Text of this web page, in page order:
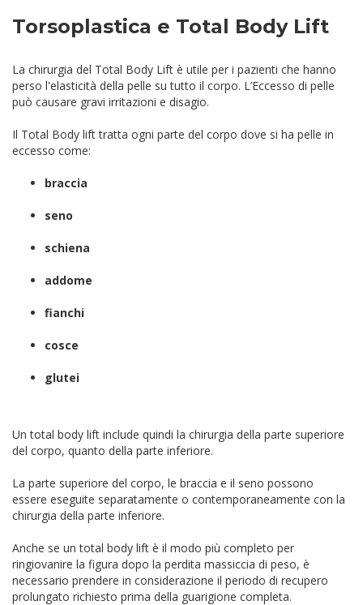
Torsoplastica e Total Body Lift
La chirurgia del Total Body Lift è utile per i pazienti che hanno
perso l'elasticità della pelle su tutto il corpo. L’Eccesso di pelle
può causare gravi irritazioni e disagio.
Il Total Body lift tratta ogni parte del corpo dove si ha pelle in
eccesso come:
braccia
seno
schiena
addome
fianchi
cosce
glutei
Un total body lift include quindi la chirurgia della parte superiore
del corpo, quanto della parte inferiore.
La parte superiore del corpo, le braccia e il seno possono
essere eseguite separatamente o contemporaneamente con la
chirurgia della parte inferiore.
Anche se un total body lift è il modo più completo per
ringiovanire la figura dopo la perdita massiccia di peso, è
necessario prendere in considerazione il periodo di recupero
prolungato richiesto prima della guarigione completa.